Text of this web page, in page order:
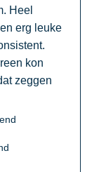
Heel
erg leuke
kon
zeggen